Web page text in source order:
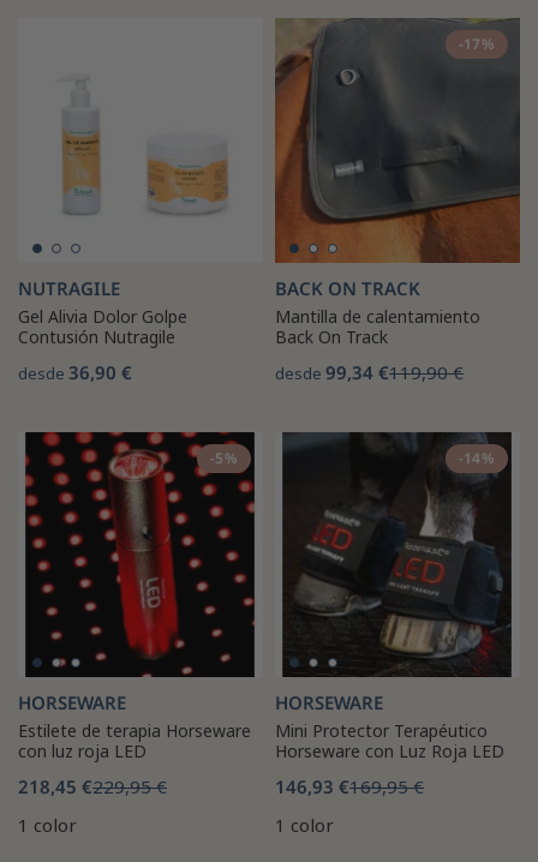
NUTRAGILE
Gel Alivia Dolor Golpe
Contusión Nutragile
desde 36,90 €
-17%
BACK ON TRACK
Mantilla de calentamiento
Back On Track
desde 99,34 €119,90 €
-5%
HORSEWARE
Estilete de terapia Horseware
con luz roja LED
218,45 €229,95 €
1 color
-14%
HORSEWARE
Mini Protector Terapéutico
Horseware con Luz Roja LED
146,93 €169,95 €
1 color